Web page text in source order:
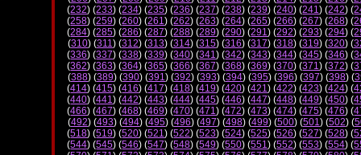
(232) (233) (234) (235) (236) (237) (238) (239) (240) (241) (242) (
(258) (259) (260) (261) (262) (263) (264) (265) (266) (267) (268) (
(284) (285) (286) (287) (288) (289) (290) (291) (292) (293) (294) (
(310) (311) (312) (313) (314) (315) (316) (317) (318) (319) (320) (
(336) (337) (338) (339) (340) (341) (342) (343) (344) (345) (346) (
(362) (363) (364) (365) (366) (367) (368) (369) (370) (371) (372) (
(388) (389) (390) (391) (392) (393) (394) (395) (396) (397) (398) (
(414) (415) (416) (417) (418) (419) (420) (421) (422) (423) (424) (
(440) (441) (442) (443) (444) (445) (446) (447) (448) (449) (450) (
(466) (467) (468) (469) (470) (471) (472) (473) (474) (475) (476) (
(492) (493) (494) (495) (496) (497) (498) (499) (500) (501) (502) (
(518) (519) (520) (521) (522) (523) (524) (525) (526) (527) (528) (
(544) (545) (546) (547) (548) (549) (550) (551) (552) (553) (554) (